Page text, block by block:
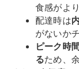
食感がよ
配達時は
がないか
ピーク時
るため、